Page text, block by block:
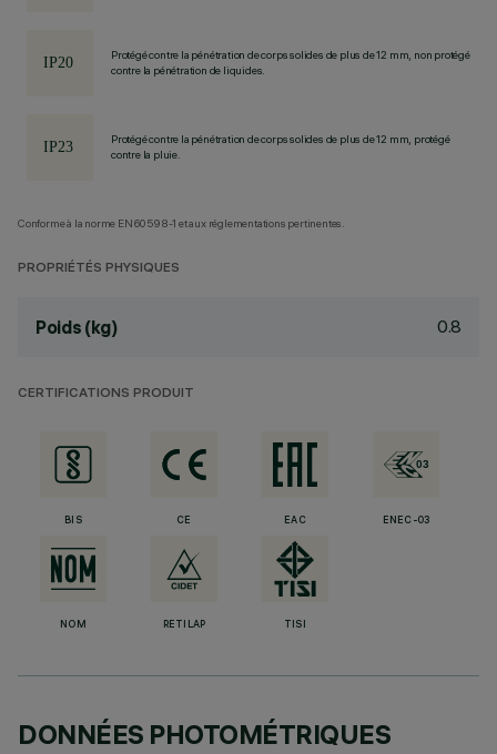
Protégé contre la pénétration de corps solides de plus de 12 mm, non protégé
contre la pénétration de liquides.
Protégé contre la pénétration de corps solides de plus de 12 mm, protégé
contre la pluie.
Conforme à la norme EN60598-1 et aux réglementations pertinentes.
PROPRIÉTÉS PHYSIQUES
Poids (kg) 0.8
CERTIFICATIONS PRODUIT
BIS CE EAC ENEC-03
NOM RETILAP TISI
DONNÉES PHOTOMÉTRIQUES